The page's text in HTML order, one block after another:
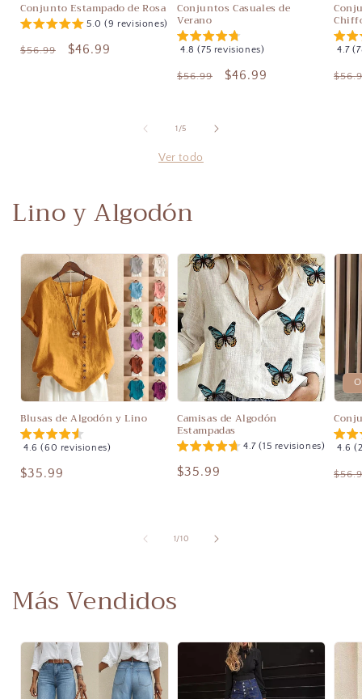
Conjunto Estampado de Rosa
5.0 (9 revisiones)
Precio
$56.99
Precio
$46.99
Conjuntos Casuales de
Verano
4.8 (75 revisiones)
Precio
$56.99
Precio
$46.99
4.7
1 /de
5
Ver todo
Lino y Algodón
Blusas de Algodón y Lino
4.6 (60 revisiones)
Precio
$35.99
Camisas de Algodón
Estampadas
4.7 (15 revisiones)
Precio
$35.99
4.6
1/de
10
Más Vendidos